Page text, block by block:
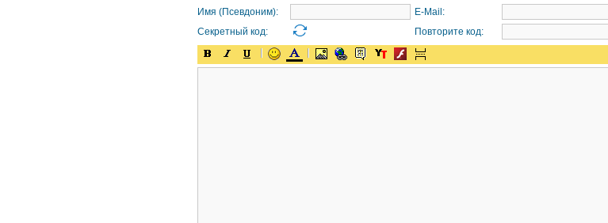
Имя (Псевдоним):
E-Mail:
Секретный код:
Повторите код: